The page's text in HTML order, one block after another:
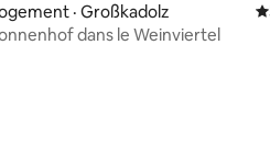
de 5 sur 5, 16 commentaires
· Großkadolz
dans le Weinviertel